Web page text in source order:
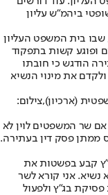
ביהמ"ש עליון
שבו בית המשפט העליון
ופוגע קשות בתפקוד
הודגש כי חובתו
את מינוי הנשיא
(ארכיון),צילום:
אם שר המשפטים לוין לא
ממתן פסק דין בעתירה.
קבע בפשטות את
נשיא. אני קורא לשר
בג״ץ ולפעול